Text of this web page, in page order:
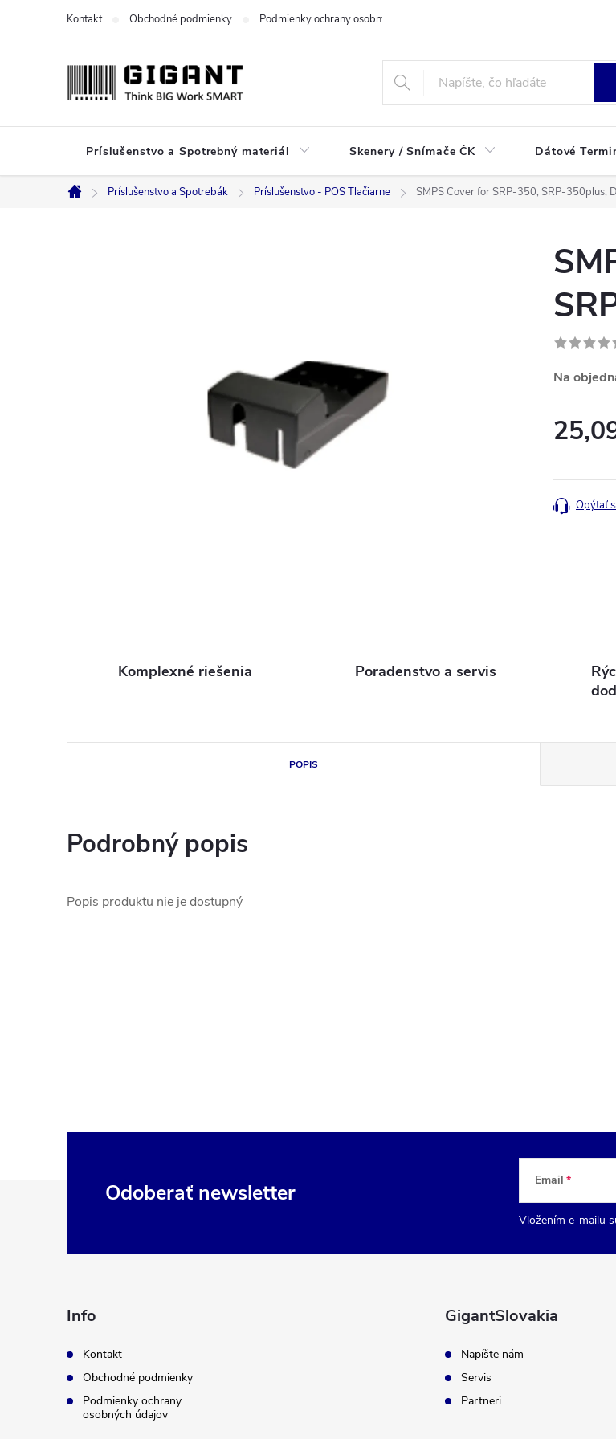
Kontakt Obchodné podmienky Podmienky ochrany osobných údajov
Príslušenstvo a Spotrebný materiál Skenery / Snímače ČK Dátové
Domov
Príslušenstvo a Spotrebák Príslušenstvo - POS Tlačiarne SMPS Cover for SRP-350, SRP-350plus,
Na
Opýtať
Komplexné riešenia Poradenstvo a servis
POPIS
Podrobný popis
Popis produktu nie je dostupný
Odoberať newsletter Email
Vložením e-mailu
Info
Kontakt
Obchodné podmienky
Podmienky ochrany
osobných údajov
GigantSlovakia
Napíšte nám
Servis
Partneri